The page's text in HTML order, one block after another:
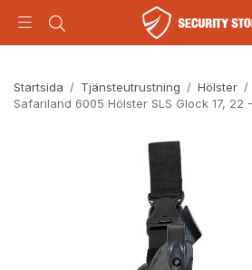
Startsida / Tjänsteutrustning / Hölster /
Safariland 6005 Hölster SLS Glock 17, 22